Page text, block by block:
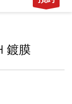
鍍膜